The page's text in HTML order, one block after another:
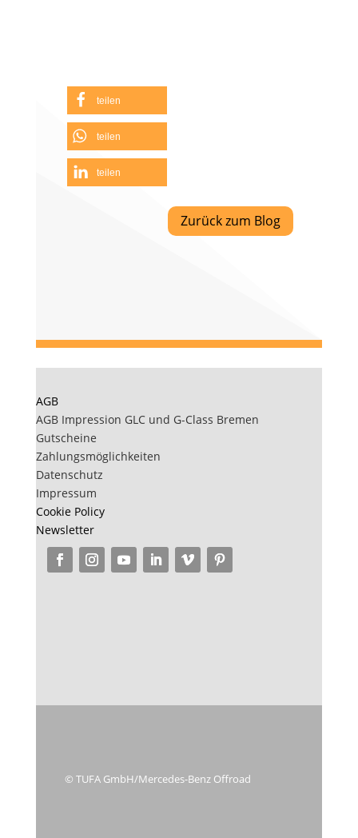
teilen
teilen
teilen
Zurück zum Blog
AGB
AGB Impression GLC und G-Class Bremen
Gutscheine
Zahlungsmöglichkeiten
Datenschutz
Impressum
Cookie Policy
Newsletter
© TUFA GmbH/Mercedes-Benz Offroad